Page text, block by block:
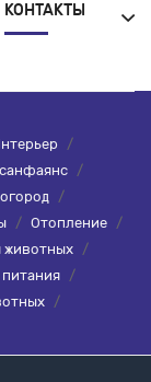
КОНТАКТЫ
/
/
/
/ Отопление
/
животных /
/
/